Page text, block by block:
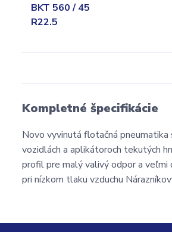
Kompletné špecifikácie
Novo vyvinutá flotačná
vozidlách a aplikátoroch tekutých
profil pre malý valivý odpor a veľmi
pri nízkom tlaku vzduchu